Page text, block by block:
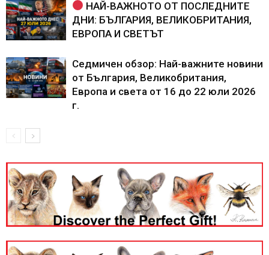
НАЙ-ВАЖНОТО ОТ ПОСЛЕДНИТЕ
ДНИ: БЪЛГАРИЯ, ВЕЛИКОБРИТАНИЯ,
ЕВРОПА И СВЕТЪТ
Седмичен обзор: Най-важните новини
от България, Великобритания,
Европа и света от 16 до 22 юли 2026
г.